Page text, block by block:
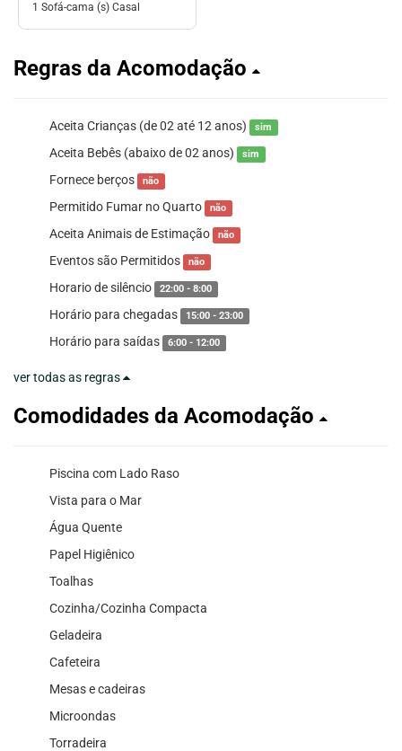
1 Sofá-cama (s) Casal
Regras da Acomodação
Aceita Crianças (de 02 até 12 anos) sim
Aceita Bebês (abaixo de 02 anos) sim
Fornece berços não
Permitido Fumar no Quarto não
Aceita Animais de Estimação não
Eventos são Permitidos não
Horario de silêncio 22:00 - 8:00
Horário para chegadas 15:00 - 23:00
Horário para saídas 6:00 - 12:00
ver todas as regras
Comodidades da Acomodação
Piscina com Lado Raso
Vista para o Mar
Água Quente
Papel Higiênico
Toalhas
Cozinha/Cozinha Compacta
Geladeira
Cafeteira
Mesas e cadeiras
Microondas
Torradeira